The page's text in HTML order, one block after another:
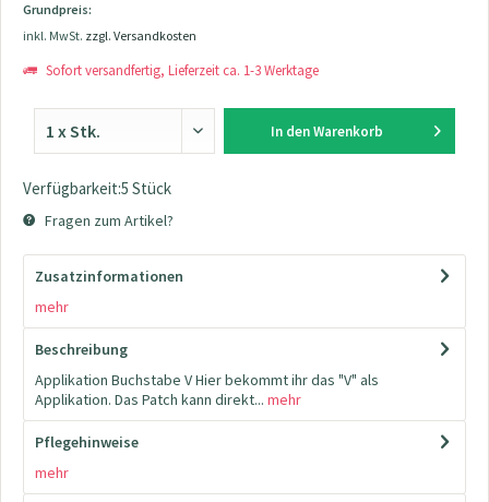
Grundpreis:
inkl. MwSt. zzgl. Versandkosten
Sofort versandfertig, Lieferzeit ca. 1-3 Werktage
In den Warenkorb
Verfügbarkeit:5 Stück
Fragen zum Artikel?
Zusatzinformationen
mehr
Beschreibung
Applikation Buchstabe V Hier bekommt ihr das "V" als
Applikation. Das Patch kann direkt... mehr
Pflegehinweise
mehr